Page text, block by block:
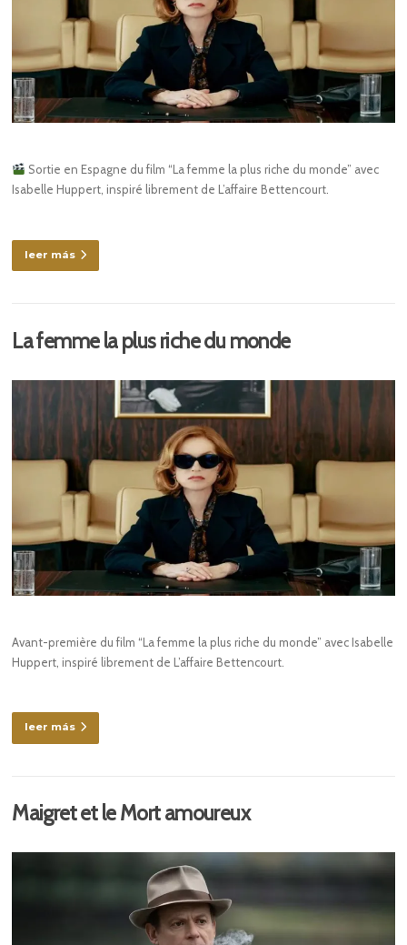
Sortie en Espagne du film “La femme la plus riche du monde” avec
Isabelle Huppert, inspiré librement de L’affaire Bettencourt.
leer más
La femme la plus riche du monde
Avant-première du film “La femme la plus riche du monde” avec Isabelle
Huppert, inspiré librement de L’affaire Bettencourt.
leer más
Maigret et le Mort amoureux